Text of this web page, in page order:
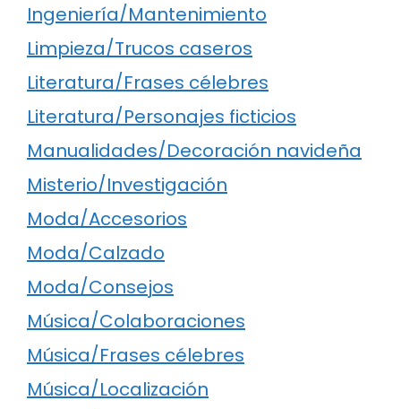
Ingeniería/Mantenimiento
Limpieza/Trucos caseros
Literatura/Frases célebres
Literatura/Personajes ficticios
Manualidades/Decoración navideña
Misterio/Investigación
Moda/Accesorios
Moda/Calzado
Moda/Consejos
Música/Colaboraciones
Música/Frases célebres
Música/Localización